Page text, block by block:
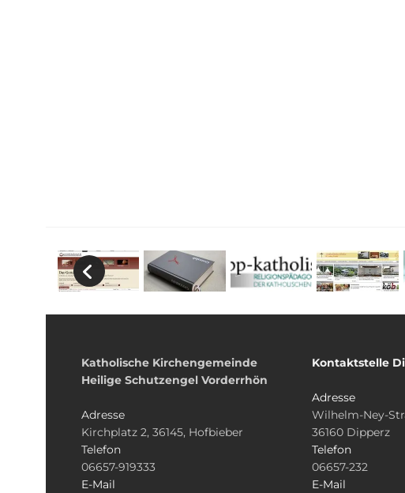
Katholische Kirchengemeinde
Heilige Schutzengel Vorderrhön
Adresse
Kirchplatz 2, 36145, Hofbieber
Telefon
06657-919333
E-Mail
Kontaktstelle
Adresse
Wilhelm-Ney-
36160 Dipperz
Telefon
06657-232
E-Mail